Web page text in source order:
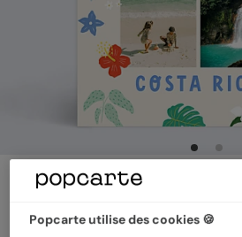
Carte postale
Animaux de la Jungle
5(1avis)
Popcarte utilise des cookies 🍪